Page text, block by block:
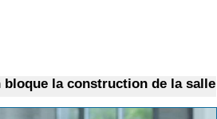
la construction de la salle